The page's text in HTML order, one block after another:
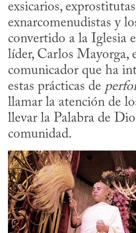
exsicarios,
exnarcomenudistas y
convertido a la Iglesia
líder, Carlos Mayorga,
comunicador que ha
estas prácticas de
llamar la atención de
llevar la Palabra de
comunidad.